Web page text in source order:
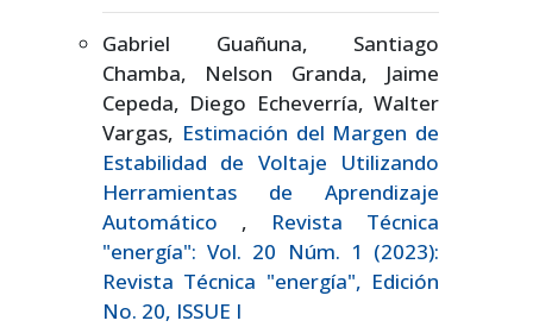
Gabriel Guañuna, Santiago
Chamba, Nelson Granda, Jaime
Cepeda, Diego Echeverría, Walter
Vargas, Estimación del Margen de
Estabilidad de Voltaje Utilizando
Herramientas de Aprendizaje
Automático , Revista Técnica
"energía": Vol. 20 Núm. 1 (2023):
Revista Técnica "energía", Edición
No. 20, ISSUE I